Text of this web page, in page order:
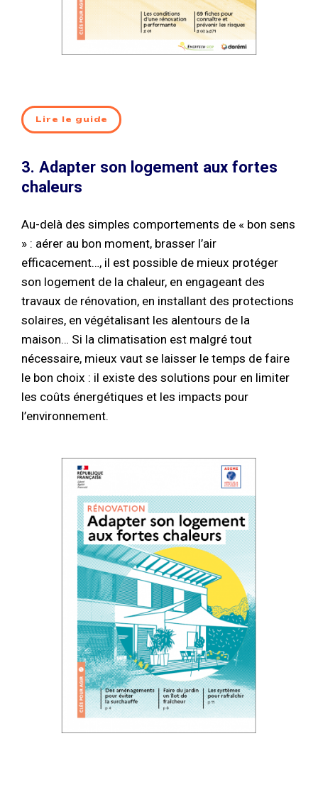
Lire le guide
3. Adapter son logement aux fortes
chaleurs
Au-delà des simples comportements de « bon sens
» : aérer au bon moment, brasser l’air
efficacement…, il est possible de mieux protéger
son logement de la chaleur, en engageant des
travaux de rénovation, en installant des protections
solaires, en végétalisant les alentours de la
maison… Si la climatisation est malgré tout
nécessaire, mieux vaut se laisser le temps de faire
le bon choix : il existe des solutions pour en limiter
les coûts énergétiques et les impacts pour
l’environnement.